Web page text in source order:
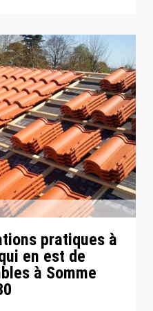
pratiques à
en est de
à Somme